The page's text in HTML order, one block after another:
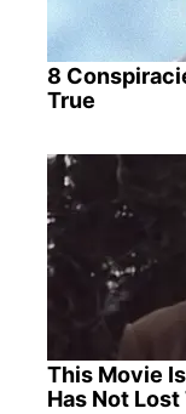
8
True
This Movie
Has Not Lost